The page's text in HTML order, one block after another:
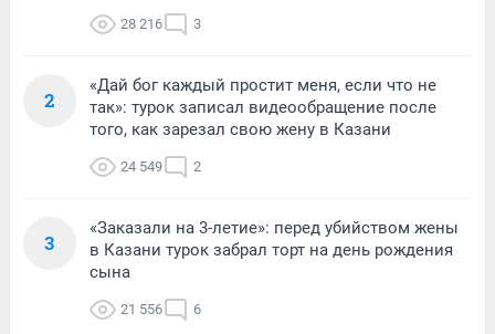
28 216 3
2
«Дай бог каждый простит меня, если что не
так»: турок записал видеообращение после
того, как зарезал свою жену в Казани
24 549 2
3
«Заказали на 3-летие»: перед убийством жены
в Казани турок забрал торт на день рождения
сына
21 556 6